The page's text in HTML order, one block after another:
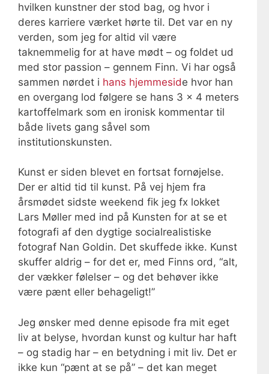
hvilken kunstner der stod bag, og hvor i
deres karriere værket hørte til. Det var en ny
verden, som jeg for altid vil være
taknemmelig for at have mødt – og foldet ud
med stor passion – gennem Finn. Vi har også
sammen nørdet i hans hjemmeside hvor han
en overgang lod følgere se hans 3 x 4 meters
kartoffelmark som en ironisk kommentar til
både livets gang såvel som
institutionskunsten.
Kunst er siden blevet en fortsat fornøjelse.
Der er altid tid til kunst. På vej hjem fra
årsmødet sidste weekend fik jeg fx lokket
Lars Møller med ind på Kunsten for at se et
fotografi af den dygtige socialrealistiske
fotograf Nan Goldin. Det skuffede ikke. Kunst
skuffer aldrig – for det er, med Finns ord, “alt,
der vækker følelser – og det behøver ikke
være pænt eller behageligt!”
Jeg ønsker med denne episode fra mit eget
liv at belyse, hvordan kunst og kultur har haft
– og stadig har – en betydning i mit liv. Det er
ikke kun “pænt at se på” – det kan meget